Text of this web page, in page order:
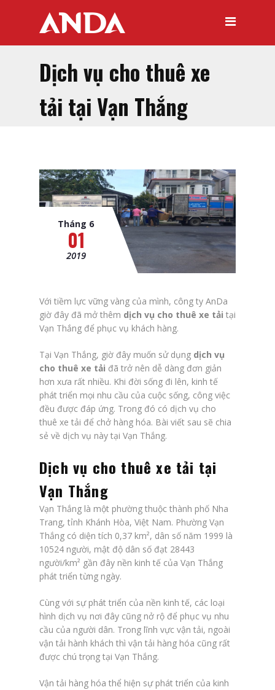
Dịch vụ cho thuê xe
tải tại Vạn Thắng
Tháng 6
01
2019
Với tiềm lực vững vàng của mình, công ty AnDa
giờ đây đã mở thêm dịch vụ cho thuê xe tải tại
Vạn Thắng để phục vụ khách hàng.
Tại Vạn Thắng, giờ đây muốn sử dụng dịch vụ
cho thuê xe tải đã trở nên dễ dàng đơn giản
hơn xưa rất nhiều. Khi đời sống đi lên, kinh tế
phát triển mọi nhu cầu của cuộc sống, công việc
đều được đáp ứng. Trong đó có dịch vụ cho
thuê xe tải để chở hàng hóa. Bài viết sau sẽ chia
sẻ về dịch vụ này tại Vạn Thắng.
Dịch vụ cho thuê xe tải tại
Vạn Thắng
Vạn Thắng là một phường thuộc thành phố Nha
Trang, tỉnh Khánh Hòa, Việt Nam. Phường Vạn
Thắng có diện tích 0,37 km², dân số năm 1999 là
10524 người, mật độ dân số đạt 28443
người/km² gần đây nền kinh tế của Vạn Thắng
phát triển từng ngày.
Cùng với sự phát triển của nền kinh tế, các loại
hình dịch vụ nơi đây cũng nở rộ để phục vụ nhu
cầu của người dân. Trong lĩnh vực vận tải, ngoài
vận tải hành khách thì vận tải hàng hóa cũng rất
được chú trọng tại Vạn Thắng.
Vận tải hàng hóa thể hiện sự phát triển của kinh